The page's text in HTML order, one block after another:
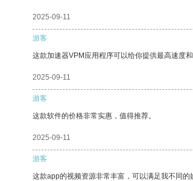
2025-09-11
游客
这款加速器VPM应用程序可以给你提供最高速度
2025-09-11
游客
这款软件的价格非常实惠，值得推荐。
2025-09-11
游客
这款app的视频资源非常丰富，可以满足我不同的